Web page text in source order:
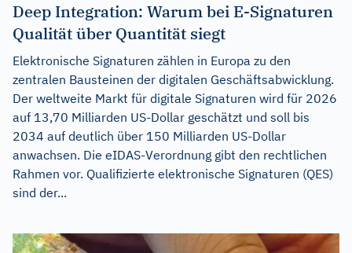
Deep Integration: Warum bei E-Signaturen
Qualität über Quantität siegt
Elektronische Signaturen zählen in Europa zu den
zentralen Bausteinen der digitalen Geschäftsabwicklung.
Der weltweite Markt für digitale Signaturen wird für 2026
auf 13,70 Milliarden US-Dollar geschätzt und soll bis
2034 auf deutlich über 150 Milliarden US-Dollar
anwachsen. Die eIDAS-Verordnung gibt den rechtlichen
Rahmen vor. Qualifizierte elektronische Signaturen (QES)
sind der...